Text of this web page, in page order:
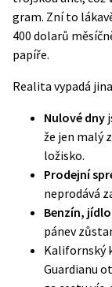
gram. Zní to
400 dolarů
papíře.
Realita vypadá
Nulové dny
že jen malý
ložisko.
Prodejní
neprodává
Benzín,
pánev
Kalifornský
Guardianu